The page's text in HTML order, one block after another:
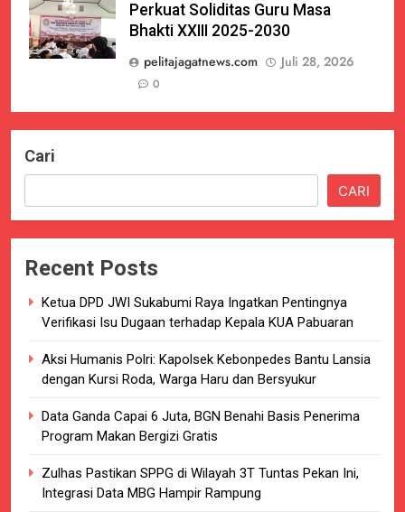
Perkuat Soliditas Guru Masa
Bhakti XXIII 2025-2030
pelitajagatnews.com
Juli 28, 2026
0
Cari
CARI
Recent Posts
Ketua DPD JWI Sukabumi Raya Ingatkan Pentingnya
Verifikasi Isu Dugaan terhadap Kepala KUA Pabuaran
Aksi Humanis Polri: Kapolsek Kebonpedes Bantu Lansia
dengan Kursi Roda, Warga Haru dan Bersyukur
Data Ganda Capai 6 Juta, BGN Benahi Basis Penerima
Program Makan Bergizi Gratis
Zulhas Pastikan SPPG di Wilayah 3T Tuntas Pekan Ini,
Integrasi Data MBG Hampir Rampung